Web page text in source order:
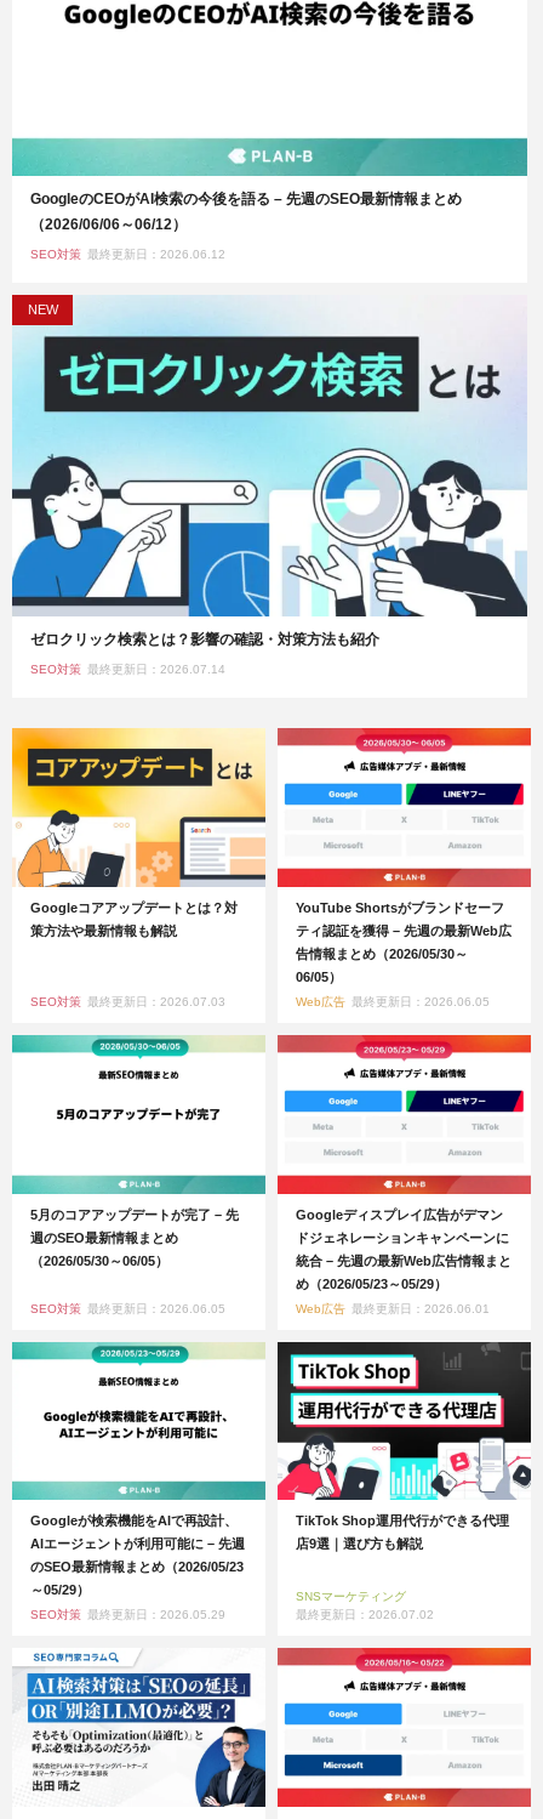
GoogleのCEOがAI検索の今後を語る – 先週のSEO最新情報まとめ
（2026/06/06～06/12）
SEO対策 最終更新日：2026.06.12
ゼロクリック検索とは？影響の確認・対策方法も紹介
SEO対策 最終更新日：2026.07.14
NEW
Googleコアアップデートとは？対
策方法や最新情報も解説
SEO対策 最終更新日：2026.07.03
YouTube Shortsがブランドセーフ
ティ認証を獲得 – 先週の最新Web広
告情報まとめ（2026/05/30～
06/05）
Web広告 最終更新日：2026.06.05
5月のコアアップデートが完了 – 先
週のSEO最新情報まとめ
（2026/05/30～06/05）
SEO対策 最終更新日：2026.06.05
Googleディスプレイ広告がデマン
ドジェネレーションキャンペーンに
統合 – 先週の最新Web広告情報まと
め（2026/05/23～05/29）
Web広告 最終更新日：2026.06.01
Googleが検索機能をAIで再設計、
AIエージェントが利用可能に – 先週
のSEO最新情報まとめ（2026/05/23
～05/29）
SEO対策 最終更新日：2026.05.29
TikTok Shop運用代行ができる代理
店9選｜選び方も解説
SNSマーケティング
最終更新日：2026.07.02